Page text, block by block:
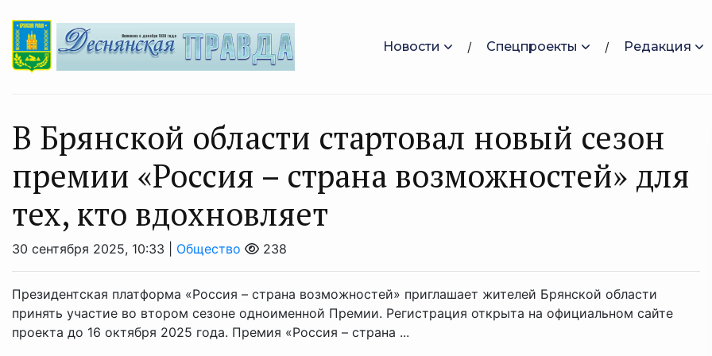
Новости Спецпроекты Редакция
В Брянской области стартовал новый сезон
премии «Россия – страна возможностей» для
тех, кто вдохновляет
30 сентября 2025, 10:33 | Общество 238
Президентская платформа «Россия – страна возможностей» приглашает жителей Брянской области
принять участие во втором сезоне одноименной Премии. Регистрация открыта на официальном сайте
проекта до 16 октября 2025 года. Премия «Россия – страна ...